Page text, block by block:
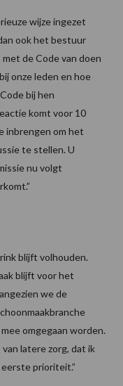
wijze ingezet
ook het bestuur
de Code van doen
onze leden en hoe
bij hen
komt voor 10
inbrengen om het
te stellen. U
nu volgt
blijft volhouden.
blijft voor het
we de
omgegaan worden.
latere zorg, dat ik
prioriteit.”